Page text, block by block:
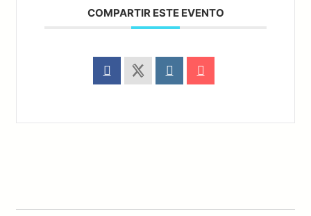
COMPARTIR ESTE EVENTO